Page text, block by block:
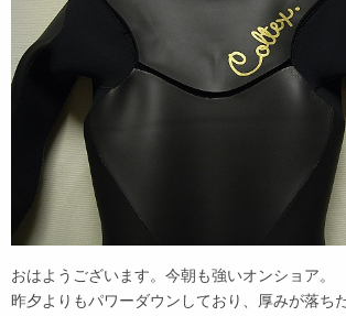
おはようございます。今朝も強いオンショア。
昨夕よりもパワーダウンしており、厚みが落ち